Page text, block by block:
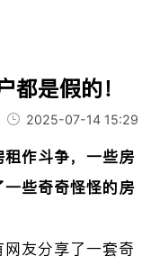
都是假的！
2025-07-14 15:29
作斗争，一些房
些奇奇怪怪的房
友分享了一套奇